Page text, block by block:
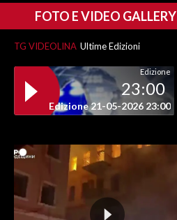
FOTO E VIDEO GALLERY
TG VIDEOLINA Ultime Edizioni
Edizione
23:00
Edizione 21-05-2026 23:00